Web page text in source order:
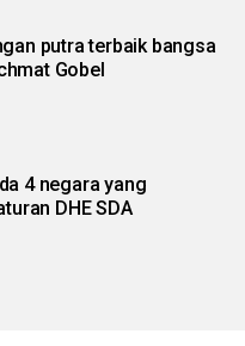
putra terbaik bangsa
Gobel
4 negara yang
DHE SDA